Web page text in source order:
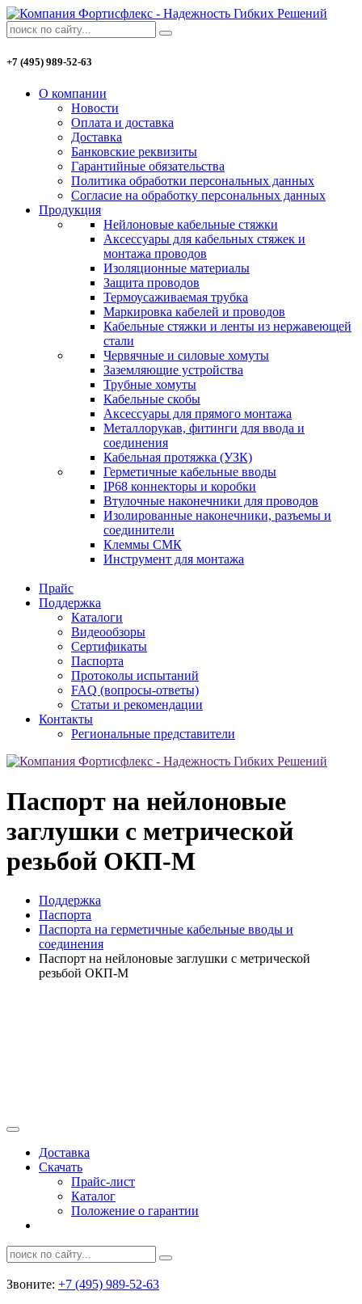
+7 (495) 989-52-63
О компании
Новости
Оплата и доставка
Доставка
Банковские реквизиты
Гарантийные обязательства
Политика обработки персональных данных
Согласие на обработку персональных данных
Продукция
Нейлоновые кабельные стяжки
Аксессуары для кабельных стяжек и
монтажа проводов
Изоляционные материалы
Защита проводов
Термоусаживаемая трубка
Маркировка кабелей и проводов
Кабельные стяжки и ленты из нержавеющей
стали
Червячные и силовые хомуты
Заземляющие устройства
Трубные хомуты
Кабельные скобы
Аксессуары для прямого монтажа
Металлорукав, фитинги для ввода и
соединения
Кабельная протяжка (УЗК)
Герметичные кабельные вводы
IP68 коннекторы и коробки
Втулочные наконечники для проводов
Изолированные наконечники, разъемы и
соединители
Клеммы СМК
Инструмент для монтажа
Прайс
Поддержка
Каталоги
Видеообзоры
Сертификаты
Паспорта
Протоколы испытаний
FAQ (вопросы-ответы)
Статьи и рекомендации
Контакты
Региональные представители
Паспорт на нейлоновые
заглушки с метрической
резьбой ОКП-М
Поддержка
Паспорта
Паспорта на герметичные кабельные вводы и
соединения
Паспорт на нейлоновые заглушки с метрической
резьбой ОКП-М
Доставка
Скачать
Прайс-лист
Каталог
Положение о гарантии
Звоните: +7 (495) 989-52-63